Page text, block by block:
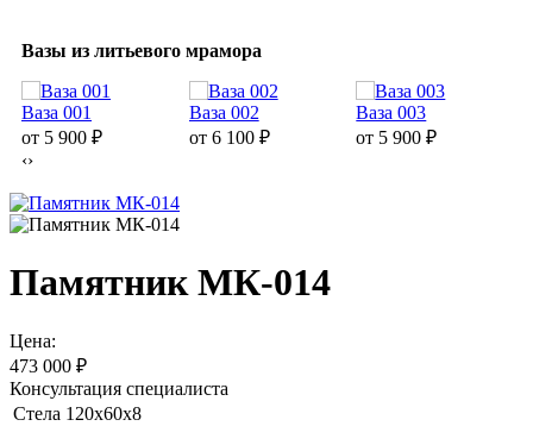
Вазы из литьевого мрамора
Ваза 001
от 5 900 ₽
Ваза 002
от 6 100 ₽
Ваза 003
от 5 900₽
‹›
Памятник МК-014
Цена:
473 000 ₽
Консультация специалиста
Стела 120х60х8